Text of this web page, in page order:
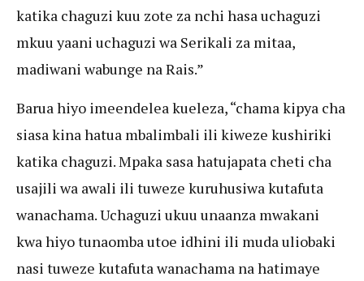
katika chaguzi kuu zote za nchi hasa uchaguzi
mkuu yaani uchaguzi wa Serikali za mitaa,
madiwani wabunge na Rais.”
Barua hiyo imeendelea kueleza, “chama kipya cha
siasa kina hatua mbalimbali ili kiweze kushiriki
katika chaguzi. Mpaka sasa hatujapata cheti cha
usajili wa awali ili tuweze kuruhusiwa kutafuta
wanachama. Uchaguzi ukuu unaanza mwakani
kwa hiyo tunaomba utoe idhini ili muda uliobaki
nasi tuweze kutafuta wanachama na hatimaye